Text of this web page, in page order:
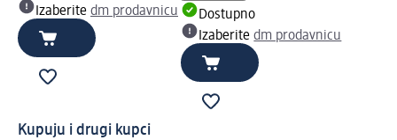
Izaberite dm prodavnicu
Dostupno
Izaberitedm prodavnicu
Kupuju i drugi kupci